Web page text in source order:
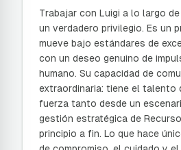
Trabajar con Luigi a lo largo
un verdadero privilegio. Es un
mueve bajo estándares de
con un deseo genuino de
humano. Su capacidad de
extraordinaria: tiene el talento
fuerza tanto desde un
gestión estratégica de
principio a fin. Lo que hace